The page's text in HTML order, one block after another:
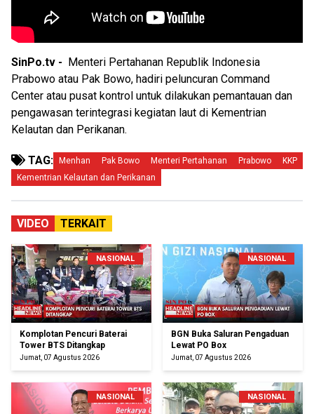
SinPo.tv -
Menteri Pertahanan Republik Indonesia
Prabowo atau Pak Bowo, hadiri peluncuran Command
Center atau pusat kontrol untuk dilakukan pemantauan dan
pengawasan terintegrasi kegiatan laut di Kementrian
Kelautan dan Perikanan.
TAG: Menhan Pak Bowo Menteri Pertahanan Prabowo
KKP
Kementrian Kelautan dan Perikanan
VIDEO TERKAIT
NASIONAL
Komplotan Pencuri Baterai
Tower BTS Ditangkap
Jumat, 07 Agustus 2026
NASIONAL
BGN Buka Saluran Pengaduan
Lewat PO Box
Jumat, 07 Agustus 2026
NASIONAL NASIONAL